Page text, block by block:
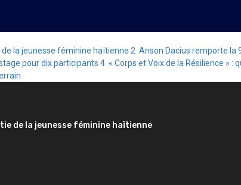
la jeunesse féminine haïtienne 2 Anson Dacius remporte la
pour dix participants 4 « Corps et Voix de la Résilience »
de la jeunesse féminine haïtienne